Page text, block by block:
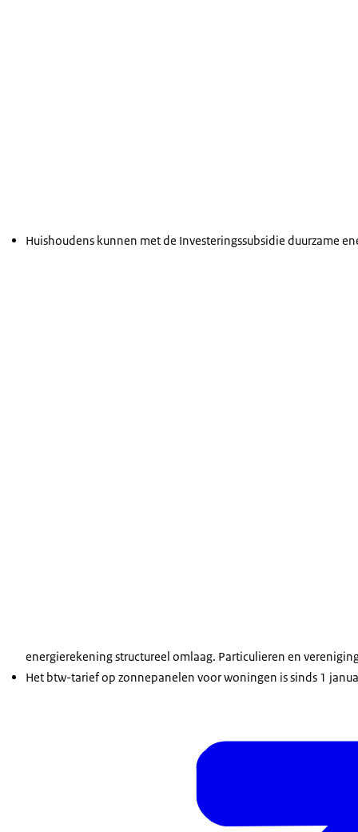
Huishoudens kunnen met de Investeringssubsidie duurzame
energierekening structureel omlaag. Particulieren en
Het btw-tarief op zonnepanelen voor woningen is sinds 1